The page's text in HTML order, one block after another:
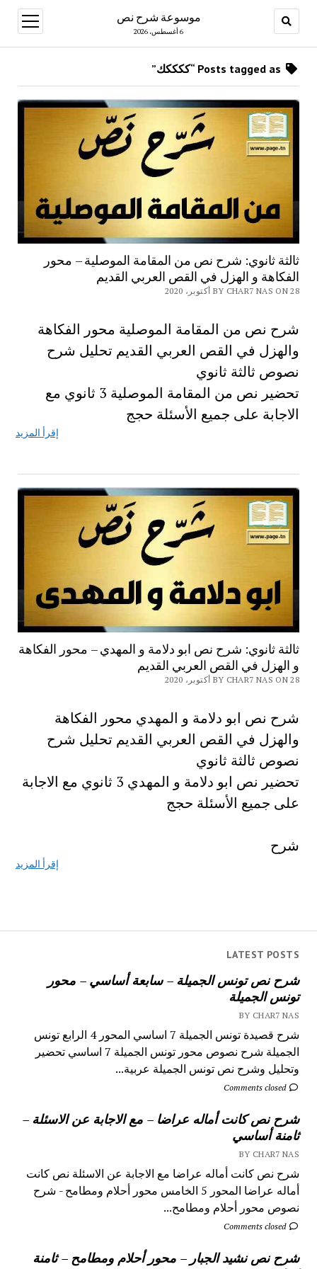
موسوعة شرح نص
6 أغسطس، 2026
open
menu
LATEST POSTS
شرح نص تونس الجميلة – سابعة أساسي – محور
تونس الجميلة
BY CHAR7 NAS
شرح قصيدة تونس الجميلة 7 اساسي المحور 4 الرابع تونس
الجميلة شرح نصوص محور تونس الجميلة 7 اساسي تحضير
وتحليل وشرح نص تونس الجميلة عربية...
Comments closed
شرح نص كانت أماله عراضا – مع الاجابة عن الاسئلة –
ثامنة أساسي
BY CHAR7 NAS
شرح نص كانت أماله عراضا مع الاجابة عن الاسئلة نص كانت
أماله عراضا المحور 5 الخامس محور أحلام ومطامح - شرح
نصوص محور أحلام ومطامح...
Comments closed
شرح نص نشيد الجبار – محور أحلام ومطامح – ثامنة
ثالثة ثانوي: شرح نص من المقامة الموصلية – محور
الفكاهة و الهزل في القص العربي القديم
BY CHAR7 NAS ON 28 أكتوبر، 2020
شرح نص من المقامة الموصلية محور الفكاهة
والهزل في القص العربي القديم تحليل شرح
نصوص ثالثة ثانوي
تحضير نص من المقامة الموصلية 3 ثانوي مع
الاجابة على جميع الأسئلة حجج
إقرأ المزيد
ثالثة ثانوي: شرح نص ابو دلامة و المهدي – محور الفكاهة
و الهزل في القص العربي القديم
BY CHAR7 NAS ON 28 أكتوبر، 2020
شرح نص ابو دلامة و المهدي محور الفكاهة
والهزل في القص العربي القديم تحليل شرح
نصوص ثالثة ثانوي
تحضير نص ابو دلامة و المهدي 3 ثانوي مع الاجابة
على جميع الأسئلة حجج
شرح
إقرأ المزيد